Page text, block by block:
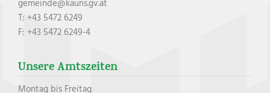
gemeinde@kauns.gv.at
T: +43 5472 6249
F: +43 5472 6249-4
Unsere Amtszeiten
Montag bis Freitag